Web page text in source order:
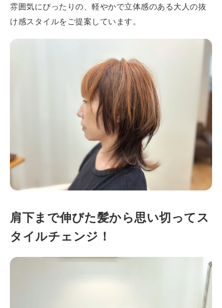
雰囲気にぴったりの、軽やかで立体感のある大人の抜
け感スタイルをご提案しています。
肩下まで伸びた髪から思い切ってス
タイルチェンジ！